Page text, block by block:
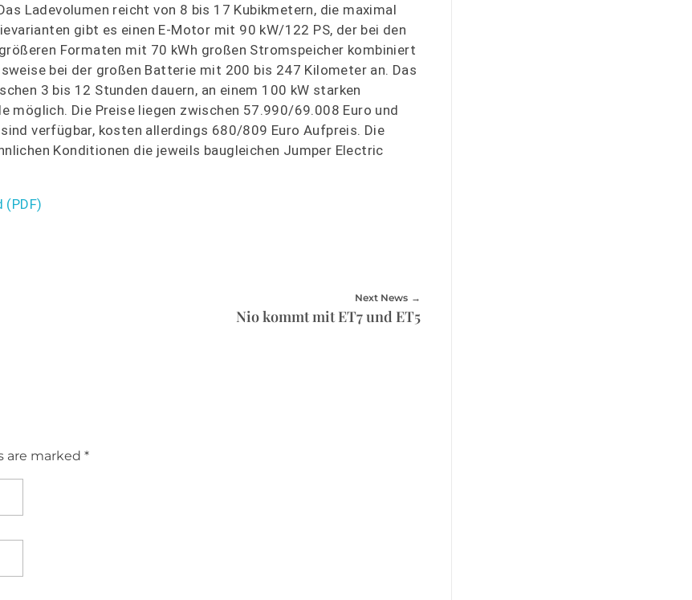
Ladevolumen reicht von 8 bis 17 Kubikmetern, die maximal
gibt es einen E-Motor mit 90 kW/122 PS, der bei den
Formaten mit 70 kWh großen Stromspeicher kombiniert
bei der großen Batterie mit 200 bis 247 Kilometer an. Das
3 bis 12 Stunden dauern, an einem 100 kW starken
möglich. Die Preise liegen zwischen 57.990/69.008 Euro und
verfügbar, kosten allerdings 680/809 Euro Aufpreis. Die
Konditionen die jeweils baugleichen Jumper Electric
Next News
Nio kommt mit ET7 und ET5
are marked *